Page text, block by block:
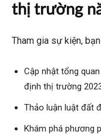
thị trường
Tham gia sự kiện,
Cập nhật tổng
định thị trường
Thảo luận luật đất
Khám phá phương